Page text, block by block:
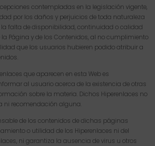
contempladas en la legislación vigente,
por los daños y perjuicios de toda naturaleza
la falta de disponibilidad, continuidad o calidad
Página y de los Contenidos, al no cumplimiento
que los usuarios hubieren podido atribuir a
que aparecen en esta Web es
al usuario acerca de la existencia de otras
sobre la materia. Dichos Hiperenlaces no
ni recomendación alguna.
de los contenidos de dichas páginas
o utilidad de los Hiperenlaces ni del
ni garantiza la ausencia de virus u otros